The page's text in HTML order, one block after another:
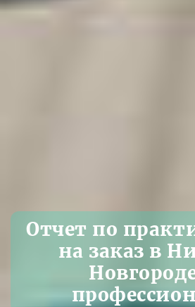
Отчет по
на заказ в